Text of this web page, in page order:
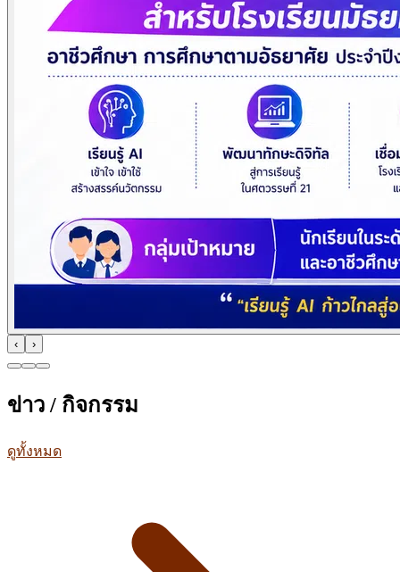
‹ ›
ข่าว / กิจกรรม
ดูทั้งหมด